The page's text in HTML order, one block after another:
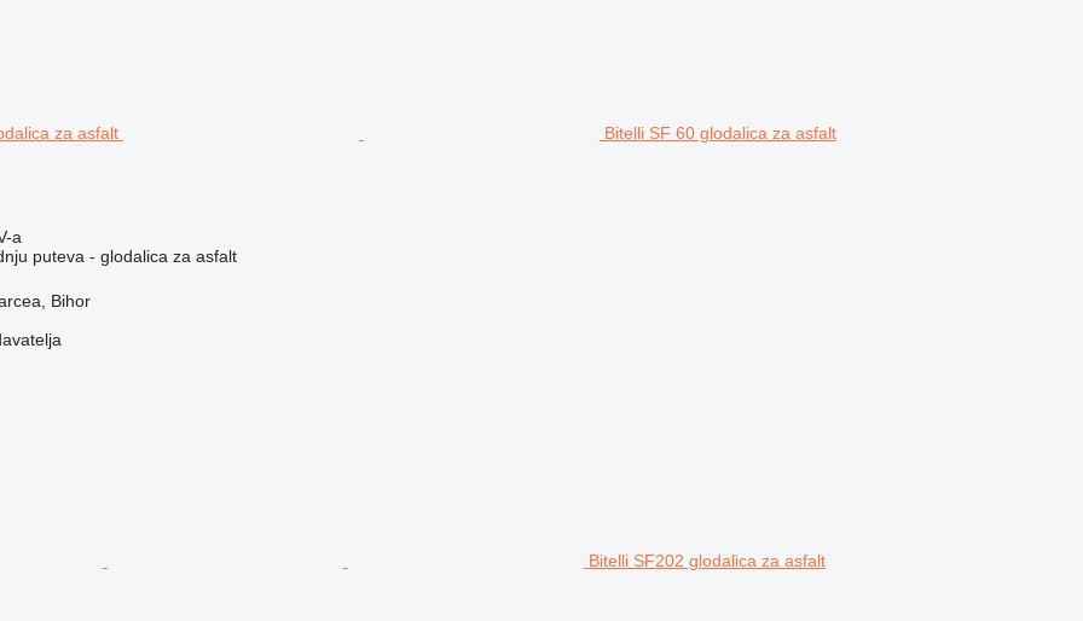
Bitelli SF 60 glodalica za asfalt
a
puteva - glodalica za asfalt
Bihor
Bitelli SF202 glodalica za asfalt